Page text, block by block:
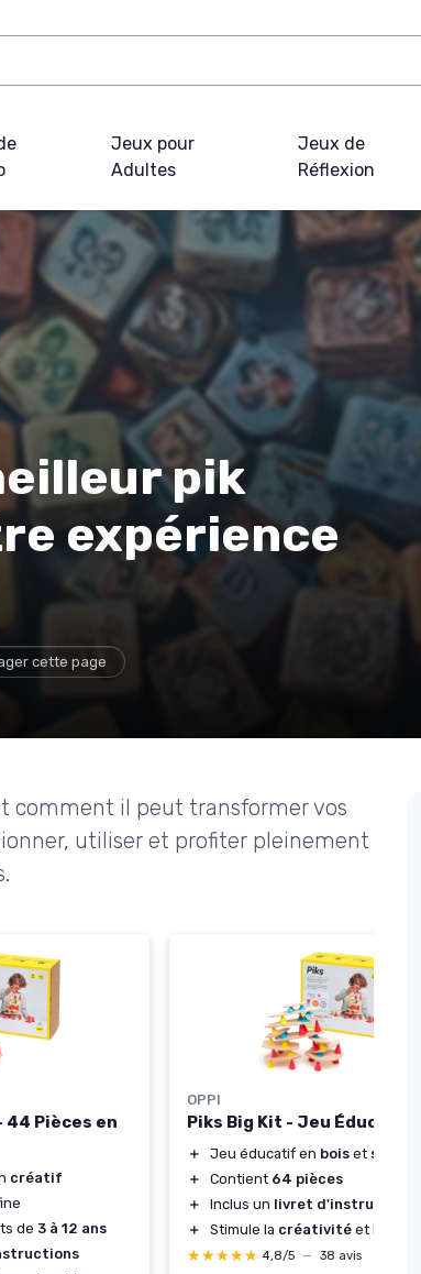
Jeux pour
Adultes
Jeux de
Réflexion
pik
expérience
cette page
comment il peut transformer vos
utiliser et profiter pleinement
44 Pièces en
créatif
de 3 à 12 ans
OPPI
Piks Big Kit - Jeu Éducatif
＋ Jeu éducatif en bois et silicone
＋
Contient 64 pièces
＋
Inclus un livret d'instructions
＋
Stimule la créativité et la
★★★★★
★★★★★ 4,8/5 — 38 avis